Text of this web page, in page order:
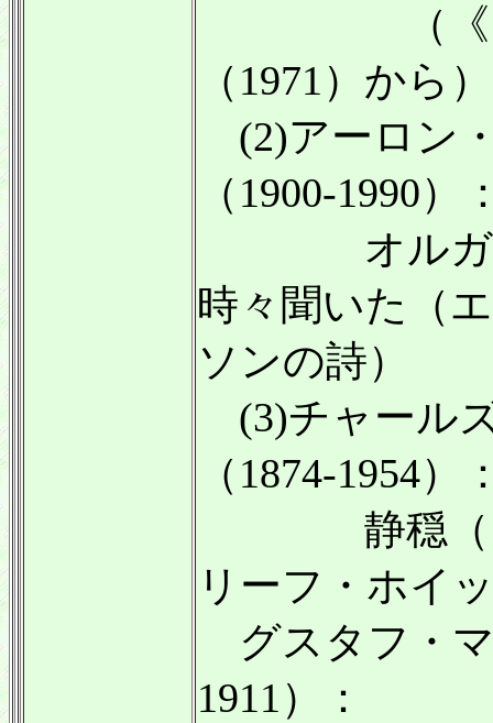
（《ミサ
（1971）から）
(2)アーロン
（1900-1990）
オルガン
時々聞いた（
ソンの詩）
(3)チャール
（1874-1954）
静穏（ジ
リーフ・ホイ
グスタフ・
1911）：